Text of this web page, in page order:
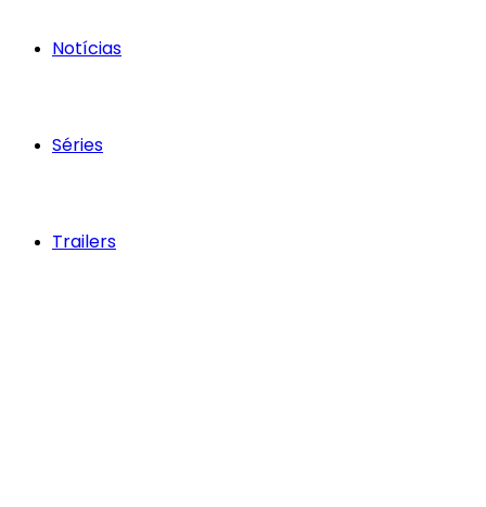
Notícias
Séries
Trailers